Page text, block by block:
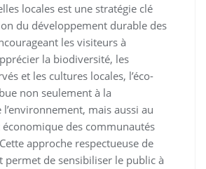
locales est une stratégie clé
du développement durable des
les visiteurs à
la biodiversité, les
et les cultures locales, l’éco-
non seulement à la
mais aussi au
des communautés
approche respectueuse de
permet de sensibiliser le public à